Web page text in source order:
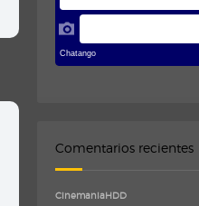
Comentarios recientes
CinemaniaHDD